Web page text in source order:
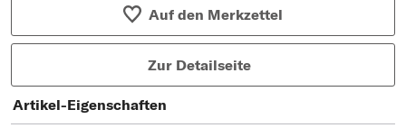
Auf den Merkzettel
Zur Detailseite
Artikel-Eigenschaften